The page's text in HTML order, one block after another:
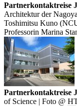
Partnerkontaktreise
Architektur der
Toshimitsu Kuno
Professorin Marina
Partnerkontaktreise
of Science | Foto @